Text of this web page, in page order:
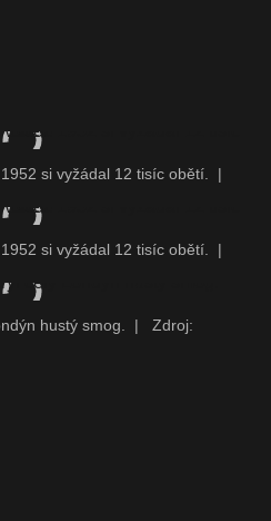
si vyžádal 12 tisíc obětí.
|
si vyžádal 12 tisíc obětí.
|
hustý smog. |
Zdroj: